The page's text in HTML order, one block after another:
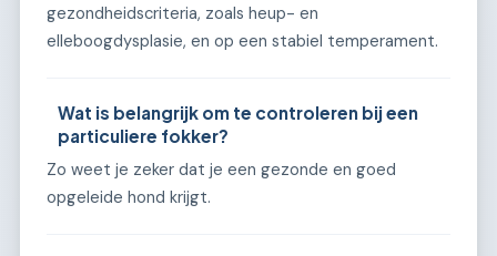
gezondheidscriteria, zoals heup- en
elleboogdysplasie, en op een stabiel temperament.
Wat is belangrijk om te controleren bij een
particuliere fokker?
Zo weet je zeker dat je een gezonde en goed
opgeleide hond krijgt.